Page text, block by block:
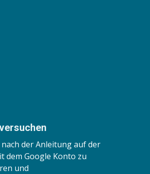
dem Google Konto zu
und